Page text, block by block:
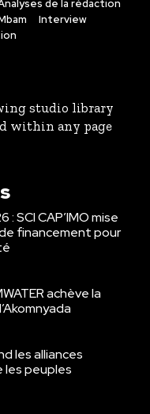
de la rédaction
Interview
studio library
within any page
SCI CAP’IMO mise
financement pour
achève la
les alliances
les peuples